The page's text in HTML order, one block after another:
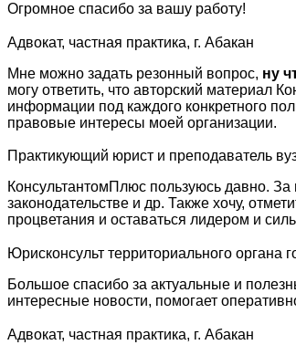
Огромное спасибо за вашу работу!
Адвокат, частная практика, г. Абакан
Мне можно задать резонный вопрос, ну
могу ответить, что авторский материал
информации под каждого конкретного
правовые интересы моей организации.
Практикующий юрист и преподаватель
КонсультантомПлюс пользуюсь давно.
законодательстве и др. Также хочу,
процветания и оставаться лидером и
Юрисконсульт территориального органа
Большое спасибо за актуальные и
интересные новости, помогает
Адвокат, частная практика, г. Абакан